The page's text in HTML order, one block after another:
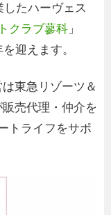
たハーヴェス
クラブ蓼科 」
迎えます。
東急リゾーツ＆
売代理・仲介を
トライフをサポ